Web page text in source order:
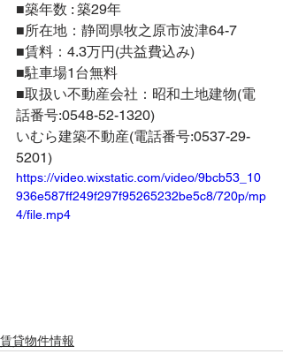
■築年数 : 築29年
■所在地：静岡県牧之原市波津64-7
■賃料：4.3万円(共益費込み)
■駐車場1台無料
■取扱い不動産会社：昭和土地建物(電
話番号:0548-52-1320)
いむら建築不動産(電話番号:0537-29-
5201)
https://video.wixstatic.com/video/9bcb53_10
936e587ff249f297f95265232be5c8/720p/mp
4/file.mp4
賃貸物件情報